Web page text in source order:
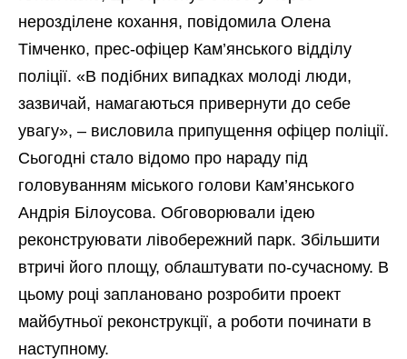
нерозділене кохання, повідомила Олена
Тімченко, прес-офіцер Кам’янського відділу
поліції. «В подібних випадках молоді люди,
зазвичай, намагаються привернути до себе
увагу», – висловила припущення офіцер поліції.
Сьогодні стало відомо про нараду під
головуванням міського голови Кам’янського
Андрія Білоусова. Обговорювали ідею
реконструювати лівобережний парк. Збільшити
втричі його площу, облаштувати по-сучасному. В
цьому році заплановано розробити проект
майбутньої реконструкції, а роботи починати в
наступному.